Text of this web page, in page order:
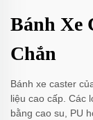
Bánh Xe
Chắn
Bánh xe caster
liệu cao cấp. Các
bằng cao su, PU